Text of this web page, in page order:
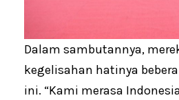
Dalam sambutannya,
kegelisahan hatinya
ini. “Kami merasa